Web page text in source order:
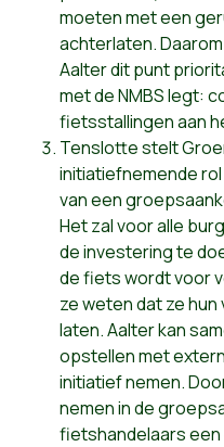
moeten met een
achterlaten.
Aalter dit punt
met de NMBS legt:
fietsstallingen aan
Tenslotte stelt
initiatiefnemende
van een
Het zal voor alle
de investering te
de fiets wordt voor
ze weten dat ze
laten. Aalter kan
opstellen met
initiatief nemen.
nemen in de
fietshandelaars een